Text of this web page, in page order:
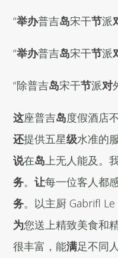
“举办普吉岛宋干节派
“举办普吉岛宋干节派
“除普吉岛宋干节派对
这座普吉岛度假酒店
还提供五星级水准的
说在岛上无人能及。
务。让每一位客人都
务。以主厨 Gabrifl
为您送上精致美食和
很丰富，能满足不同